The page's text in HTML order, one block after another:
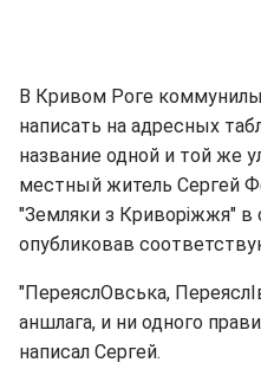
В Кривом Роге
написать на адресных
название одной и той же
местный житель Сергей
"Земляки з Криворіжжя" в
опубликовав
"ПереяслОвська,
аншлага, и ни одного
написал Сергей.